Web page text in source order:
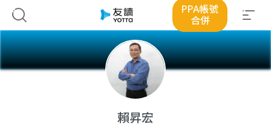
PPA帳號
合併
賴昇宏